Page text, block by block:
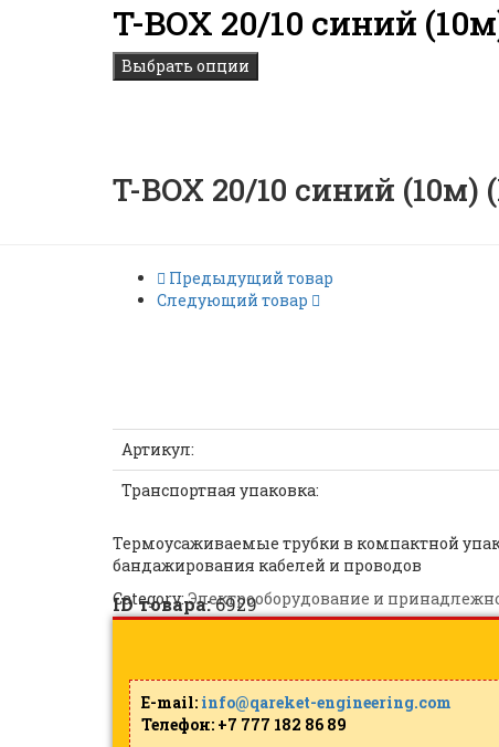
T-BOX 20/10 синий
Выбрать опции
T-BOX 20/10 синий (10м)
Предыдущий товар
Следующий товар
Артикул:
Транспортная упаковка:
Термоусаживаемые трубки в компактной
бандажирования кабелей и проводов
Category:Электрооборудование и
ID товара:6929
E-mail: info@qareket-engineering.com
Телефон: +7 777 182 86 89